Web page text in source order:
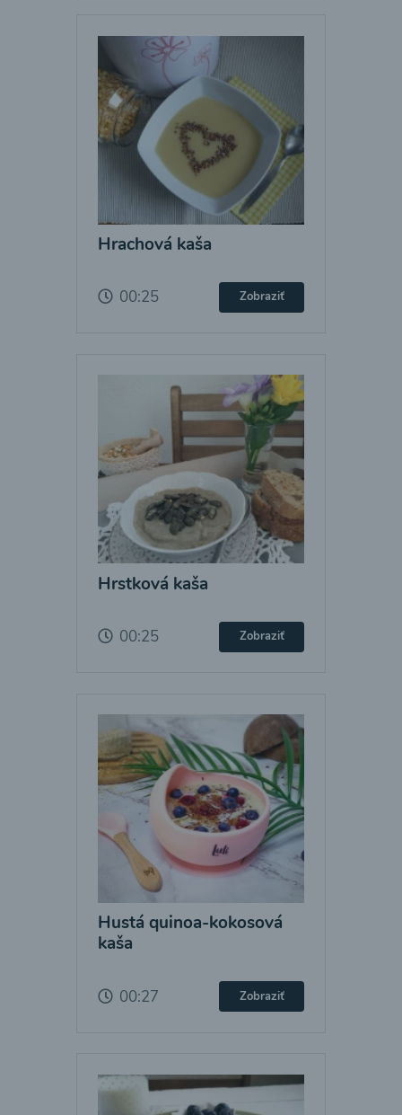
Hrachová kaša
00:25 Zobraziť
Hrstková kaša
00:25 Zobraziť
Hustá quinoa-kokosová
kaša
00:27 Zobraziť